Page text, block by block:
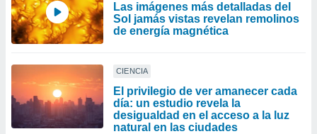
Las imágenes más detalladas del
Sol jamás vistas revelan remolinos
de energía magnética
CIENCIA
El privilegio de ver amanecer cada
día: un estudio revela la
desigualdad en el acceso a la luz
natural en las ciudades